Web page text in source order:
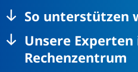
Fenster)
So unterstützen
Unsere Experten
Rechenzentrum